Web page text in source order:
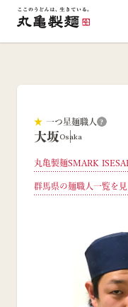
★ 一つ星麺職人 ?
大坂Osaka
丸亀製麺SMARK
群馬県の麺職人一覧を見